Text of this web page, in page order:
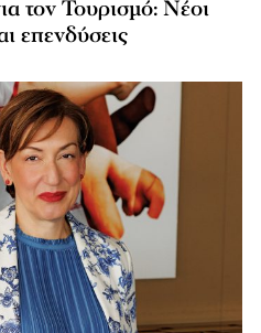
τον Τουρισμό: Νέοι
επενδύσεις